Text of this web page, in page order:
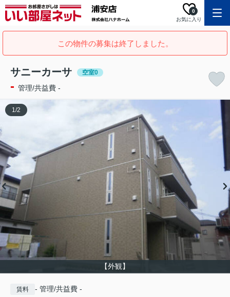
お気に入り
0
この物件の募集は終了しました。
サニーカーサ 空室0
- 管理/共益費 -
【外観】
1/2
賃料 - 管理/共益費 -